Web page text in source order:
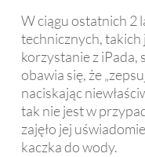
W ciągu ostatnich 2
technicznych,
korzystanie z iPada,
obawia się, że
naciskając
tak nie jest w
zajęło jej
kaczka do wody.